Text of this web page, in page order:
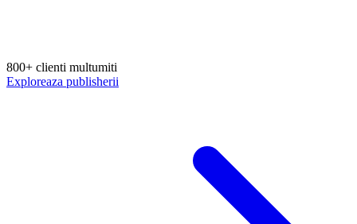
800+ clienti multumiti
Exploreaza publisherii